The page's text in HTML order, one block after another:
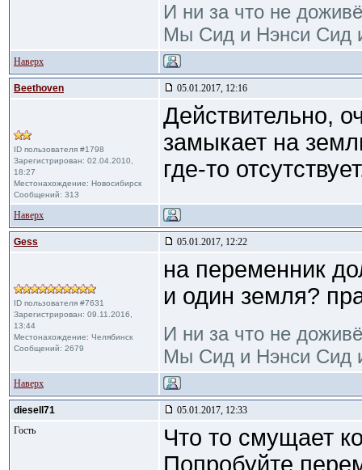
И ни за что не
Мы Сид и Нэнси Сид
Наверх
Beethoven 05.01.2017, 12:16
ID пользователя #1798
Зарегистрирован: 02.04.2010,
18:27
Местонахождение: Новосибирск
Сообщений: 313
Действительно,
замыкает на
где-то
Наверх
Gess 05.01.2017, 12:22
ID пользователя #7631
Зарегистрирован: 09.11.2016,
13:44
Местонахождение: Челябинск
Сообщений: 2679
на переменник
и один земля?
И ни за что не
Мы Сид и Нэнси Сид
Наверх
diesell71
05.01.2017, 12:33
Гость
Что то смущает
Попробуйте